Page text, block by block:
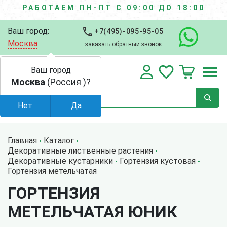
РАБОТАЕМ ПН-ПТ С 09:00 ДО 18:00
Ваш город:
Москва
+7(495)-095-95-05
заказать обратный звонок
Главная
Каталог
Декоративные лиственные растения
Декоративные кустарники
Гортензия кустовая
Гортензия метельчатая
ГОРТЕНЗИЯ
МЕТЕЛЬЧАТАЯ ЮНИК
Ваш город
Москва (Россия )?
Нет Да